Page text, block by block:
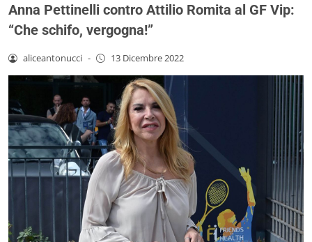
Anna Pettinelli contro Attilio Romita al GF Vip:
“Che schifo, vergogna!”
aliceantonucci - 13 Dicembre 2022